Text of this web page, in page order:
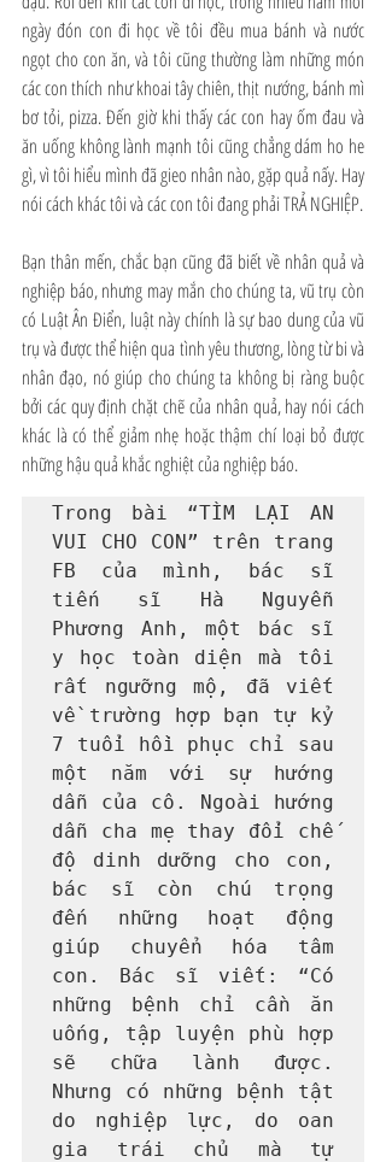
ngày đón con đi học về tôi đều mua bánh và nước
ngọt cho con ăn, và tôi cũng thường làm những món
các con thích như khoai tây chiên, thịt nướng, bánh mì
bơ tỏi, pizza. Đến giờ khi thấy các con hay ốm đau và
ăn uống không lành mạnh tôi cũng chẳng dám ho he
gì, vì tôi hiểu mình đã gieo nhân nào, gặp quả nấy. Hay
nói cách khác tôi và các con tôi đang phải TRẢ NGHIỆP.
Bạn thân mến, chắc bạn cũng đã biết về nhân quả và
nghiệp báo, nhưng may mắn cho chúng ta, vũ trụ còn
có Luật Ân Điển, luật này chính là sự bao dung của vũ
trụ và được thể hiện qua tình yêu thương, lòng từ bi và
nhân đạo, nó giúp cho chúng ta không bị ràng buộc
bởi các quy định chặt chẽ của nhân quả, hay nói cách
khác là có thể giảm nhẹ hoặc thậm chí loại bỏ được
những hậu quả khắc nghiệt của nghiệp báo.
Trong bài “TÌM LẠI AN
VUI CHO CON” trên trang
FB của mình, bác sĩ
tiến sĩ Hà Nguyễn
Phương Anh, một bác sĩ
y học toàn diện mà tôi
rất ngưỡng mộ, đã viết
về trường hợp bạn tự kỷ
7 tuổi hồi phục chỉ sau
một năm với sự hướng
dẫn của cô. Ngoài hướng
dẫn cha mẹ thay đổi chế
độ dinh dưỡng cho con,
bác sĩ còn chú trọng
đến những hoạt động
giúp chuyển hóa tâm
con. Bác sĩ viết: “Có
những bệnh chỉ cần ăn
uống, tập luyện phù hợp
sẽ chữa lành được.
Nhưng có những bệnh tật
do nghiệp lực, do oan
gia trái chủ mà tự